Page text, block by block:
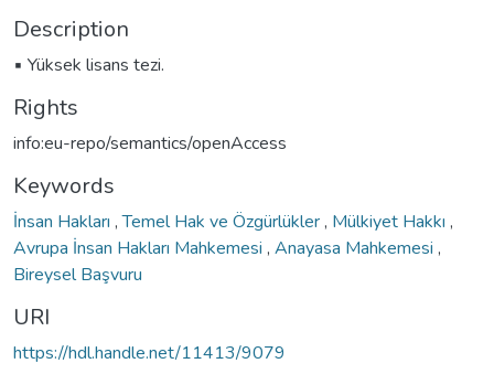
Description
▪ Yüksek lisans tezi.
Rights
info:eu-repo/semantics/openAccess
Keywords
İnsan Hakları ,Temel Hak ve Özgürlükler, Mülkiyet Hakkı ,
Avrupa İnsan Hakları Mahkemesi , Anayasa Mahkemesi ,
Bireysel Başvuru
URI
https://hdl.handle.net/11413/9079